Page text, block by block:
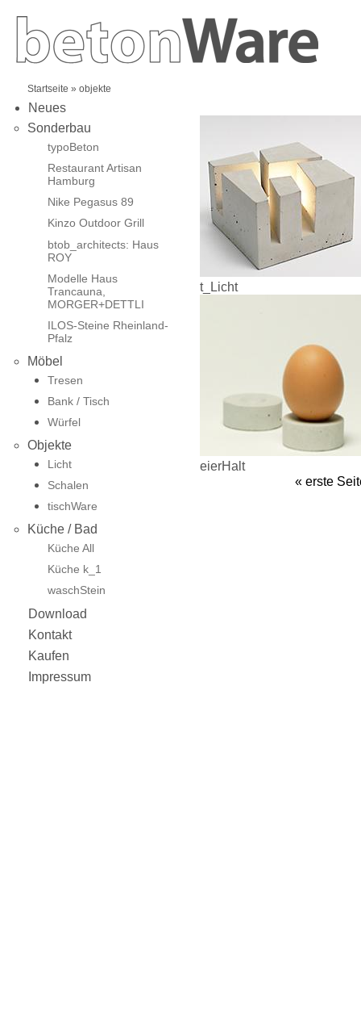
Startseite » objekte
Neues
Sonderbau
typoBeton
Restaurant Artisan
Hamburg
Nike Pegasus 89
Kinzo Outdoor Grill
btob_architects: Haus
ROY
Modelle Haus
Trancauna,
MORGER+DETTLI
ILOS-Steine Rheinland-
Pfalz
Möbel
Tresen
Bank / Tisch
Würfel
Objekte
Licht
Schalen
tischWare
Küche / Bad
Küche All
Küche k_1
waschStein
Download
Kontakt
Kaufen
Impressum
t_Licht
eierHalt
« erste